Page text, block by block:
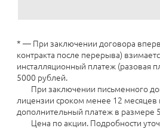
* — При заключении договора
контракта после перерыва)
инсталляционный платеж (разовая
5000 рублей.
При заключении письменного
лицензии сроком менее 12 месяцев
дополнительный платеж в размере
Цена по акции. Подробности